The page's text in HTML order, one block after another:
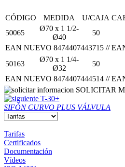
CÓDIGO MEDIDA U/CAJA
50065
Ø70 x 1 1/2-
Ø40
50
EAN NUEVO 8474407443715 //
50163
Ø70 x 1 1/4-
Ø32
50
EAN NUEVO 8474407444514 //
SOLICITAR
T-30+
SIFÓN CURVO PLUS VÁLVULA
Tarifas
Certificados
Documentación
Vídeos